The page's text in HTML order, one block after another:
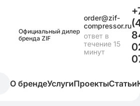
Официальный дилер
бренда ZIF
order@zif-
compressor.ru
ответ в
течение 15
минут
О брендеУслугиПроектыСтатьи